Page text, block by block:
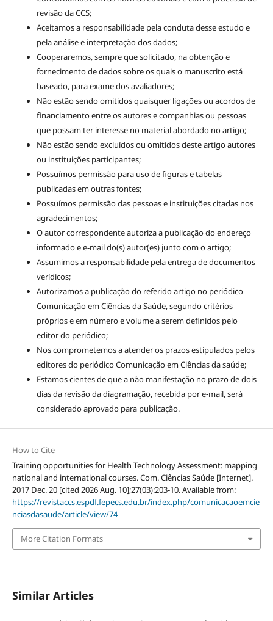
revisão da CCS;
Aceitamos a responsabilidade pela conduta desse estudo e
pela análise e interpretação dos dados;
Cooperaremos, sempre que solicitado, na obtenção e
fornecimento de dados sobre os quais o manuscrito está
baseado, para exame dos avaliadores;
Não estão sendo omitidos quaisquer ligações ou acordos de
financiamento entre os autores e companhias ou pessoas
que possam ter interesse no material abordado no artigo;
Não estão sendo excluídos ou omitidos deste artigo autores
ou instituições participantes;
Possuímos permissão para uso de figuras e tabelas
publicadas em outras fontes;
Possuímos permissão das pessoas e instituições citadas nos
agradecimentos;
O autor correspondente autoriza a publicação do endereço
informado e e-mail do(s) autor(es) junto com o artigo;
Assumimos a responsabilidade pela entrega de documentos
verídicos;
Autorizamos a publicação do referido artigo no periódico
Comunicação em Ciências da Saúde, segundo critérios
próprios e em número e volume a serem definidos pelo
editor do periódico;
Nos comprometemos a atender os prazos estipulados pelos
editores do periódico Comunicação em Ciências da saúde;
Estamos cientes de que a não manifestação no prazo de dois
dias da revisão da diagramação, recebida por e-mail, será
considerado aprovado para publicação.
How to Cite
Training opportunities for Health Technology Assessment: mapping
national and international courses. Com. Ciências Saúde [Internet].
2017 Dec. 20 [cited 2026 Aug. 10];27(03):203-10. Available from:
https://revistaccs.espdf.fepecs.edu.br/index.php/comunicacaoemcie
nciasdasaude/article/view/74
More Citation Formats
Similar Articles